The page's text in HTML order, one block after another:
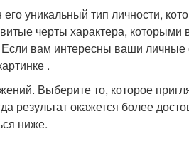
уникальный тип личности,
черты характера, которыми
вам интересны ваши
.
Выберите то, которое
результат окажется более
ниже.